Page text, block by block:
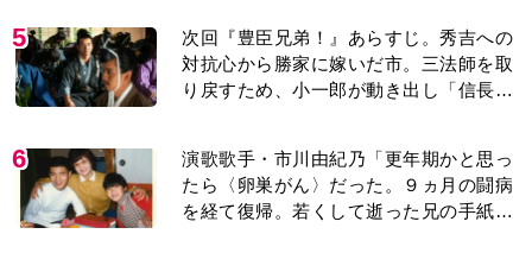
5
次回『豊臣兄弟！』あらすじ。秀吉への
対抗心から勝家に嫁いだ市。三法師を取
り戻すため、小一郎が動き出し「信長の
6
演歌歌手・市川由紀乃「更年期かと思っ
たら〈卵巣がん〉だった。９ヵ月の闘病
を経て復帰。若くして逝った兄の手紙を